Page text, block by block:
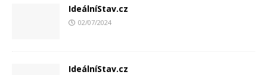
IdeálníStav.cz
02/07/2024
IdeálníStav.cz